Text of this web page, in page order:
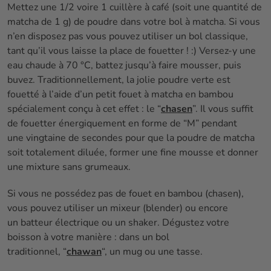
Mettez une 1/2 voire 1 cuillère à café (soit une quantité de
matcha de 1 g) de poudre dans votre bol à matcha. Si vous
n’en disposez pas vous pouvez utiliser un bol classique,
tant qu’il vous laisse la place de fouetter ! :) Versez-y une
eau chaude à 70 °C, battez jusqu’à faire mousser, puis
buvez. Traditionnellement, la jolie poudre verte est
fouetté à l’aide d’un petit fouet à matcha en bambou
spécialement conçu à cet effet : le “chasen”. Il vous suffit
de fouetter énergiquement en forme de “M” pendant
une vingtaine de secondes pour que la poudre de matcha
soit totalement diluée, former une fine mousse et donner
une mixture sans grumeaux.
Si vous ne possédez pas de fouet en bambou (chasen),
vous pouvez utiliser un mixeur (blender) ou encore
un batteur électrique ou un shaker. Dégustez votre
boisson à votre manière : dans un bol
traditionnel, “chawan“, un mug ou une tasse.